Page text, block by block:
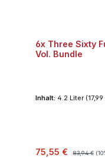
6x Three Sixty
Vol. Bundle
Inhalt: 4.2 Liter
Verkaufspreis:
75,55 € Regulärer
83,94 €